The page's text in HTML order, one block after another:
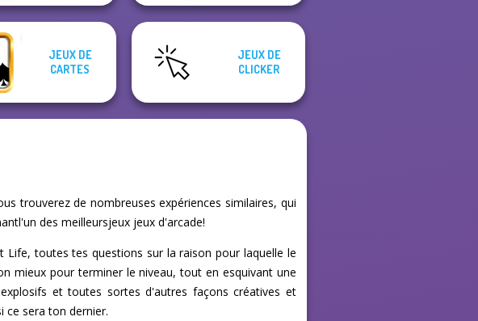
JEUX DE
CARTES
JEUX DE
CLICKER
trouverez de nombreuses expériences similaires, qui
des meilleursjeux jeux d'arcade!
toutes tes questions sur la raison pour laquelle le
mieux pour terminer le niveau, tout en esquivant une
et toutes sortes d'autres façons créatives et
ce sera ton dernier.